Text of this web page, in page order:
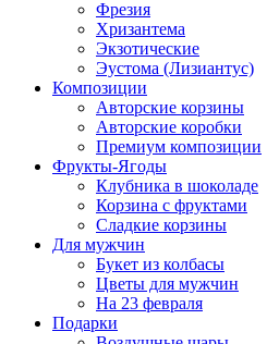
Фрезия
Хризантема
Экзотические
Эустома (Лизиантус)
Композиции
Авторские корзины
Авторские коробки
Премиум композиции
Фрукты-Ягоды
Клубника в шоколаде
Корзина с фруктами
Сладкие корзины
Для мужчин
Букет из колбасы
Цветы для мужчин
На 23 февраля
Подарки